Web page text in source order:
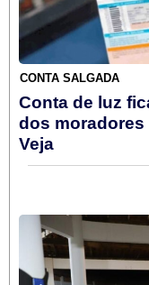
CONTA SALGADA
Conta de luz
dos moradores
Veja